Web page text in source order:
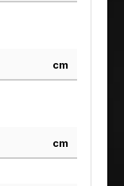
cm
cm